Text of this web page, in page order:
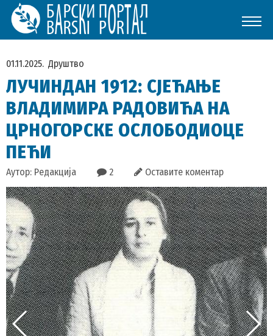
01.11.2025. Друштво
ЛУЧИНДАН 1912: СЈЕЋАЊЕ
ВЛАДИМИРА РАДОВИЋА НА
ЦРНОГОРСКЕ ОСЛОБОДИОЦЕ
ПЕЋИ
Аутор: Редакција 2 Оставите коментар